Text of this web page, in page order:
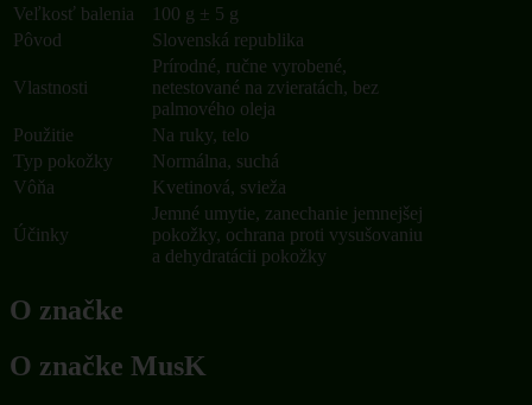
Veľkosť balenia
100 g ± 5 g
Pôvod
Slovenská republika
Vlastnosti
Prírodné, ručne vyrobené,
netestované na zvieratách, bez
palmového oleja
Použitie
Na ruky, telo
Typ pokožky
Normálna, suchá
Vôňa
Kvetinová, svieža
Účinky
Jemné umytie, zanechanie jemnejšej
pokožky, ochrana proti vysušovaniu
a dehydratácii pokožky
O značke
O značke MusK